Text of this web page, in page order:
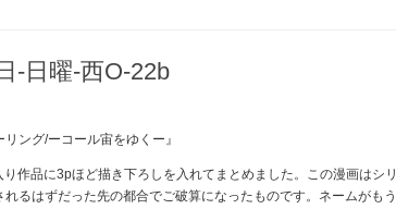
-日曜-西O-22b
ング/ーコール宙をゆくー』
作品に3pほど描き下ろしを入れてまとめました。この漫画はシリ
るはずだった先の都合でご破算になったものです。ネームがもう